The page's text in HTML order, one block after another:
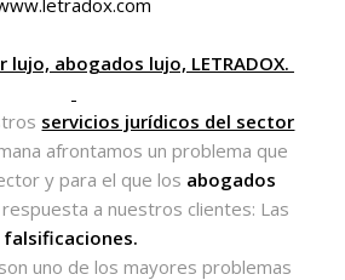
abogados lujo, LETRADOX.
servicios jurídicos del sector
afrontamos un problema que
y para el que los abogados
a nuestros clientes: Las
falsificaciones.
uno de los mayores problemas